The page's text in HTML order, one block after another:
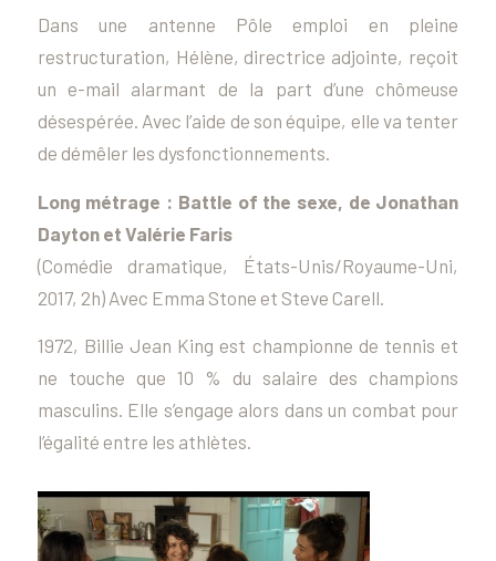
Dans une antenne Pôle emploi en pleine
restructuration, Hélène, directrice adjointe, reçoit
un e-mail alarmant de la part d’une chômeuse
désespérée. Avec l’aide de son équipe, elle va tenter
de démêler les dysfonctionnements.
Long métrage : Battle of the sexe , de Jonathan
Dayton et Valérie Faris
(Comédie dramatique, États-Unis/Royaume-Uni,
2017, 2h) Avec Emma Stone et Steve Carell.
1972, Billie Jean King est championne de tennis et
ne touche que 10 % du salaire des champions
masculins. Elle s’engage alors dans un combat pour
l’égalité entre les athlètes.